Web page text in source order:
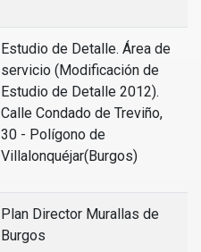
Estudio de Detalle. Área de
servicio (Modificación de
Estudio de Detalle 2012).
Calle Condado de Treviño,
30 - Polígono de
Villalonquéjar(Burgos)
Plan Director Murallas de
Burgos